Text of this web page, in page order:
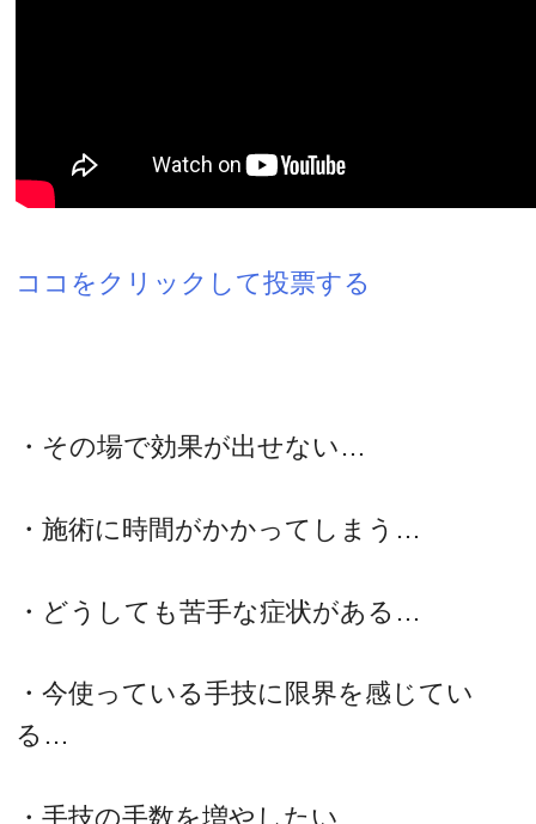
ココをクリックして投票する
・その場で効果が出せない…
・施術に時間がかかってしまう…
・どうしても苦手な症状がある…
・今使っている手技に限界を感じてい
る…
・手技の手数を増やしたい…